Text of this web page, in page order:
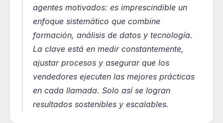
agentes motivados: es imprescindible un
enfoque sistemático que combine
formación, análisis de datos y tecnología.
La clave está en medir constantemente,
ajustar procesos y asegurar que los
vendedores ejecuten las mejores prácticas
en cada llamada. Solo así se logran
resultados sostenibles y escalables.